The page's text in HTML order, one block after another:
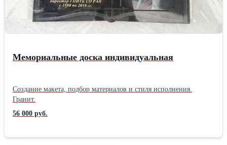
Мемориальные доска индивидуальная
Создание макета, подбор материалов и стиля исполнения.
Гранит.
56 000 руб.